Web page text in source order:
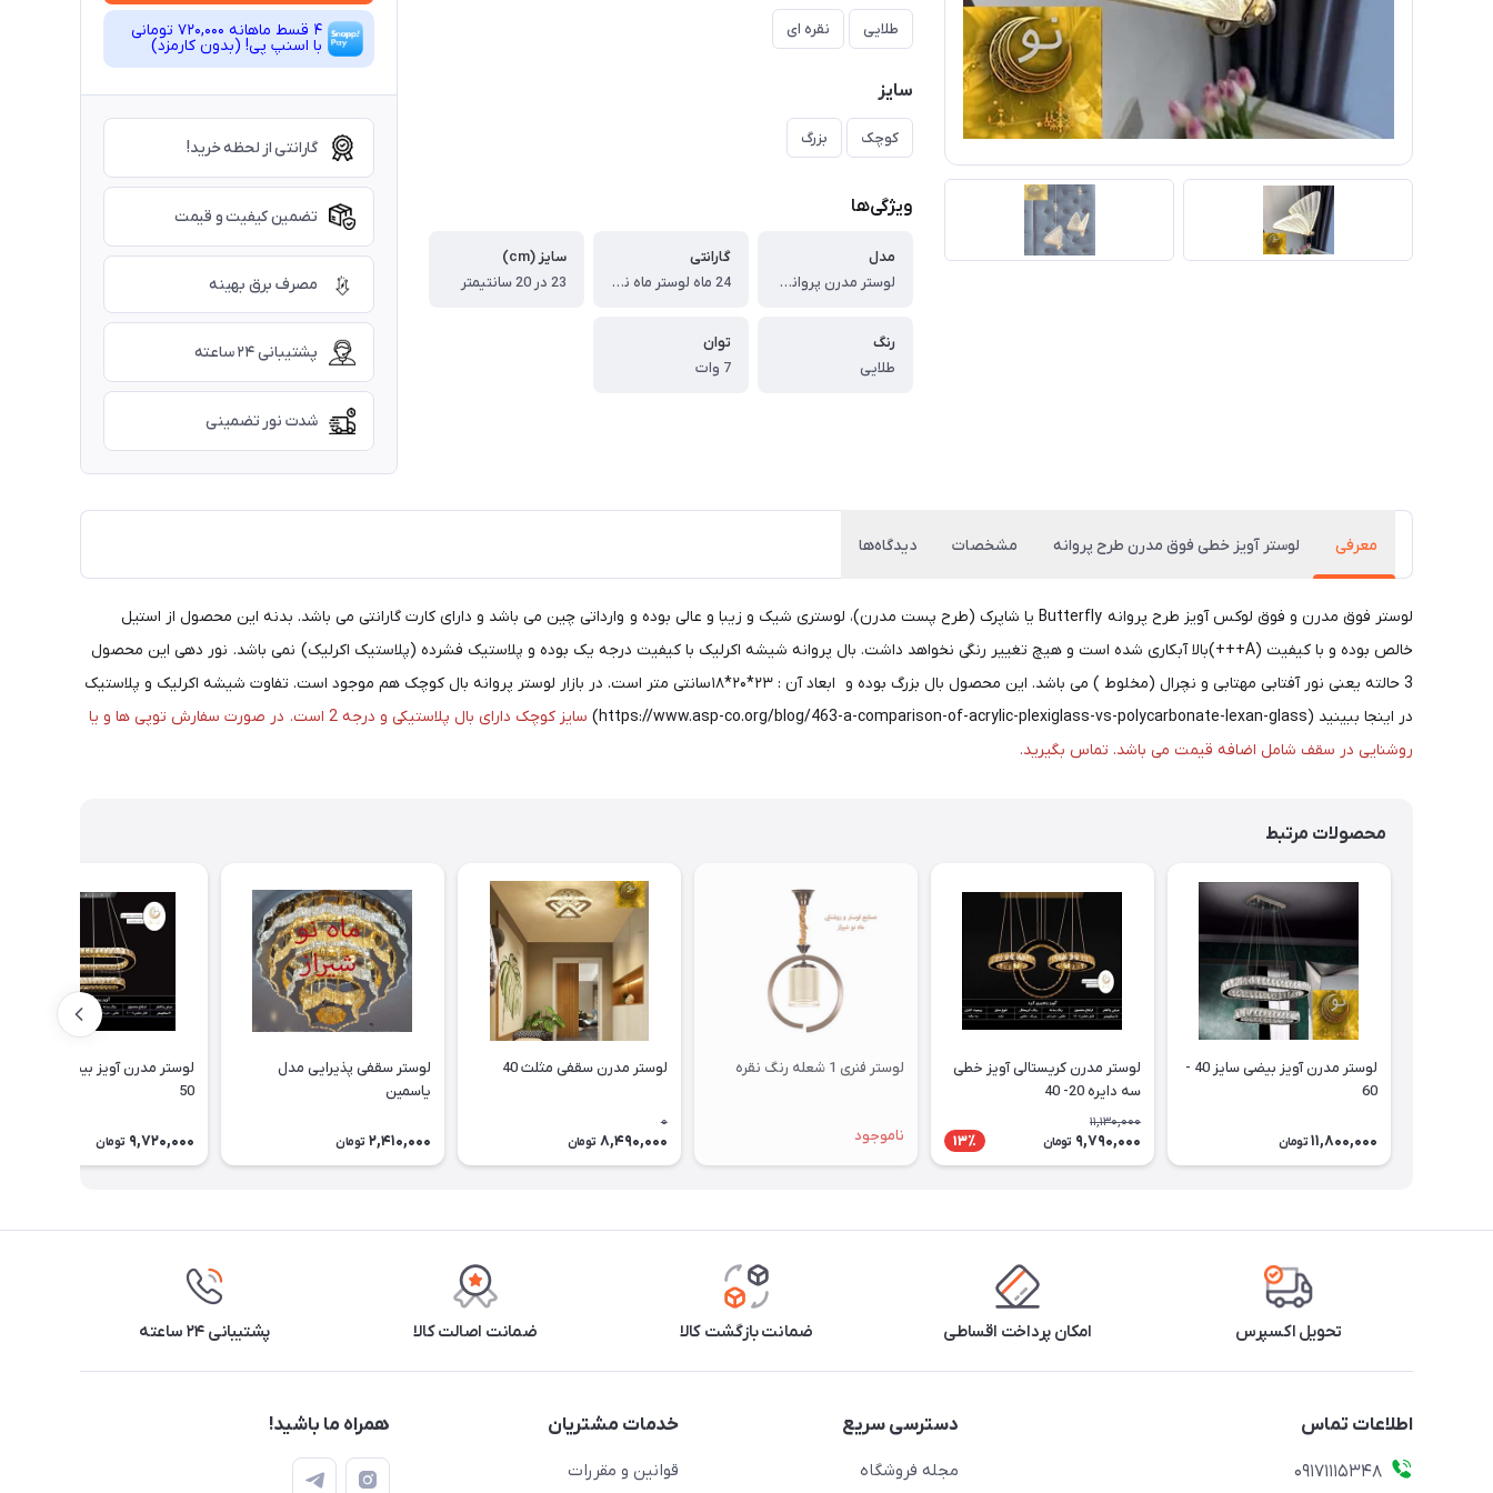
طلایی نقره ای
سایز
کوچک بزرگ
ویژگی‌ها
مدل
لوستر مدرن پروانه Butterfly یا شاپرک بال بزرگ (وارداتی )
گارانتی
24 ماه لوستر ماه نو شیراز
سایز (cm)
23 در 20 سانتیمتر
رنگ
طلایی
توان
7 وات
4 قسط ماهانه 720,000 تومانی
با اسنپ ‌پی! (بدون کارمزد)
گارانتی از لحظه خرید!
تضمین کیفیت و قیمت
مصرف برق بهینه
پشتیبانی ۲۴ ساعته
شدت نور تضمینی
معرفی لوستر آویز خطی فوق مدرن طرح پروانه مشخصات دیدگاه‌ها
لوستر فوق مدرن و فوق لوکس آویز طرح پروانه Butterfly یا شاپرک (طرح پست مدرن)، لوستری شیک و زیبا و عالی بوده و وارداتی چین می باشد و دارای کارت گارانتی می باشد. بدنه این محصول از استیل
خالص بوده و با کیفیت (A+++)بالا آبکاری شده است و هیچ تغییر رنگی نخواهد داشت. بال پروانه شیشه اکرلیک با کیفیت درجه یک بوده و پلاستیک فشرده (پلاستیک اکرلیک) نمی باشد. نور دهی این محصول
3 حالته یعنی نور آفتابی مهتابی و نچرال (مخلوط ) می باشد. این محصول بال بزرگ بوده و ابعاد آن : ۲۳*۲۰*۱۸سانتی متر است. در بازار لوستر پروانه بال کوچک هم موجود است. تفاوت شیشه اکرلیک و پلاستیک
در اینجا ببینید (https://www.asp-co.org/blog/463-a-comparison-of-acrylic-plexiglass-vs-polycarbonate-lexan-glass)
سایز کوچک دارای بال پلاستیکی و درجه 2 است. در صورت سفارش توپی ها و یا
روشنایی در سقف شامل اضافه قیمت می باشد. تماس بگیرید.
محصولات مرتبط
لوستر مدرن آویز بیضی سایز 40 -
60
11,800,000 تومان
لوستر مدرن کریستالی آویز خطی
سه دایره 20- 40
11,130,000
9,790,000 تومان 13٪
لوستر فنری 1 شعله رنگ نقره
ناموجود
لوستر مدرن سقفی مثلث 40
0
8,490,000 تومان
لوستر سقفی پذیرایی مدل
یاسمین
2,410,000 تومان
50
9,720,000 تومان
تحویل اکسپرس امکان پرداخت اقساطی ضمانت بازگشت کالا ضمانت اصالت کالا پشتیبانی ۲۴ ساعته
اطلاعات تماس
09171115348
دسترسی سریع
مجله فروشگاه
خدمات مشتریان
قوانین و مقررات
همراه ما باشید!